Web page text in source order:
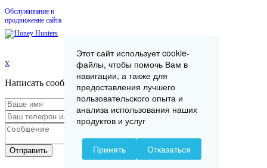
Обслуживание и
продвижение сайта
x
Написать сообщение
Отправить
Этот сайт использует cookie-
файлы, чтобы помочь Вам в
навигации, а также для
предоставления лучшего
пользовательского опыта и
анализа использования наших
продуктов и услуг
Принять Отказаться